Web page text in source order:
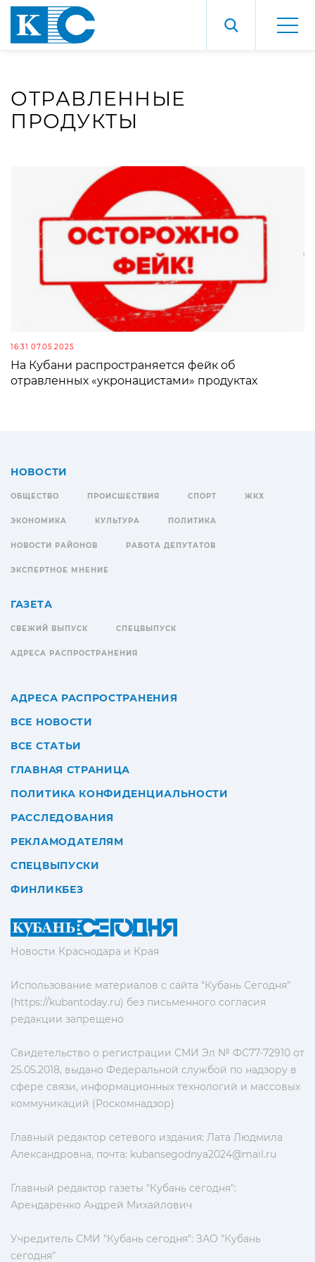
ОТРАВЛЕННЫЕ
ПРОДУКТЫ
16:31 07.05.2025
На Кубани распространяется фейк об
отравленных «укронацистами» продуктах
Новости Краснодара и Края
Использование материалов с сайта "Кубань Сегодня"
(https://kubantoday.ru) без письменного согласия
редакции запрещено
Свидетельство о регистрации СМИ Эл № ФС77-72910 от
25.05.2018, выдано Федеральной службой по надзору в
сфере связи, информационных технологий и массовых
коммуникаций (Роскомнадзор)
Главный редактор сетевого издания: Лата Людмила
Александровна, почта: kubansegodnya2024@mail.ru
Главный редактор газеты "Кубань сегодня":
Арендаренко Андрей Михайлович
Учредитель СМИ "Кубань сегодня": ЗАО "Кубань
сегодня"
НОВОСТИ
ОБЩЕСТВО ПРОИСШЕСТВИЯ СПОРТ ЖКХ
ЭКОНОМИКА КУЛЬТУРА ПОЛИТИКА
НОВОСТИ РАЙОНОВ РАБОТА ДЕПУТАТОВ
ЭКСПЕРТНОЕ МНЕНИЕ
ГАЗЕТА
СВЕЖИЙ ВЫПУСК СПЕЦВЫПУСК
АДРЕСА РАСПРОСТРАНЕНИЯ
АДРЕСА РАСПРОСТРАНЕНИЯ
ВСЕ НОВОСТИ
ВСЕ СТАТЬИ
ГЛАВНАЯ СТРАНИЦА
ПОЛИТИКА КОНФИДЕНЦИАЛЬНОСТИ
РАССЛЕДОВАНИЯ
РЕКЛАМОДАТЕЛЯМ
СПЕЦВЫПУСКИ
ФИНЛИКБЕЗ